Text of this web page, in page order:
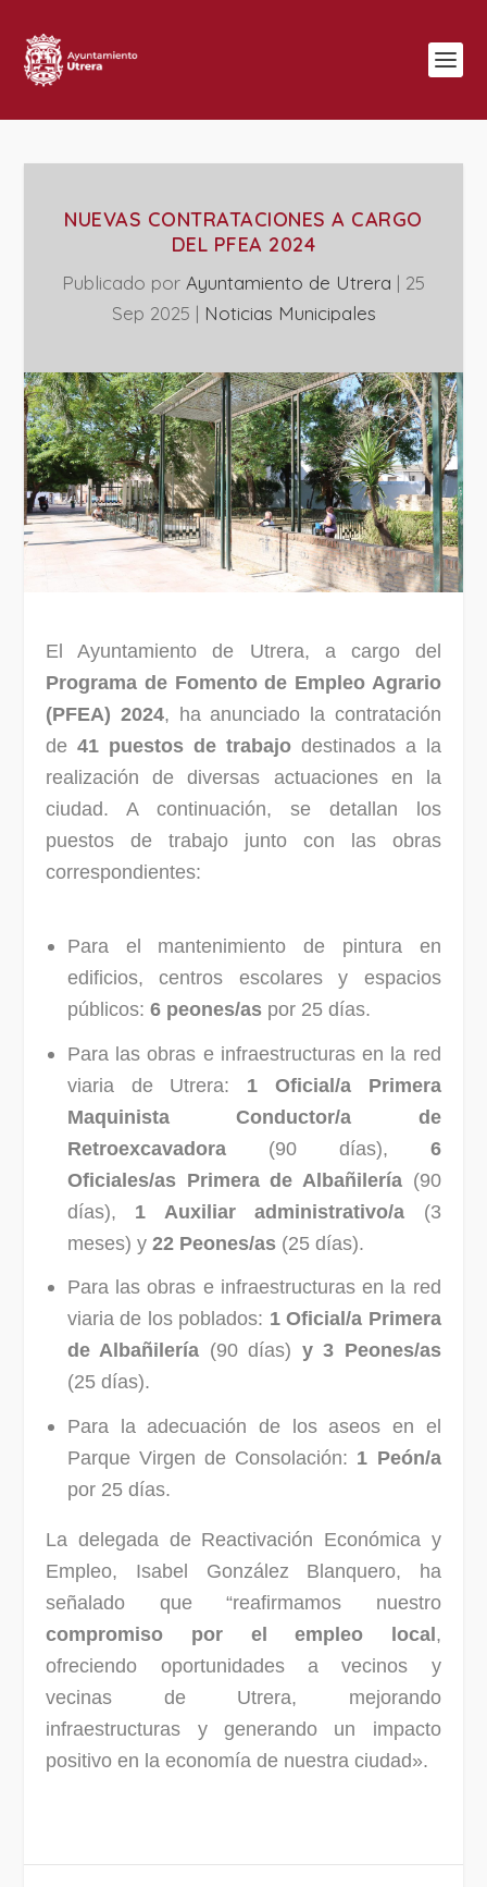
NUEVAS CONTRATACIONES A CARGO
DEL PFEA 2024
Publicado por Ayuntamiento de Utrera | 25
Sep 2025 | ‎Noticias Municipales
El Ayuntamiento de Utrera, a cargo del
Programa de Fomento de Empleo Agrario
(PFEA) 2024, ha anunciado la contratación
de 41 puestos de trabajodestinados a la
realización de diversas actuaciones en la
ciudad. A continuación, se detallan los
puestos de trabajo junto con las obras
correspondientes:
Para el mantenimiento de pintura en
edificios, centros escolares y espacios
públicos: 6 peones/aspor 25 días.
Para las obras e infraestructuras en la red
viaria de Utrera: 1 Oficial/a Primera
Maquinista Conductor/a de
Retroexcavadora(90 días), 6
Oficiales/as Primera de Albañilería(90
días), 1 Auxiliar administrativo/a (3
meses) y 22 Peones/as(25 días).
Para las obras e infraestructuras en la red
viaria de los poblados: 1 Oficial/a Primera
de Albañilería (90 días) y 3 Peones/as
(25 días).
Para la adecuación de los aseos en el
Parque Virgen de Consolación: 1 Peón/a
por 25 días.
La delegada de Reactivación Económica y
Empleo, Isabel González Blanquero, ha
señalado que “reafirmamos nuestro
compromiso por el empleo local ,
ofreciendo oportunidades a vecinos y
vecinas de Utrera, mejorando
infraestructuras y generando un impacto
positivo en la economía de nuestra ciudad».